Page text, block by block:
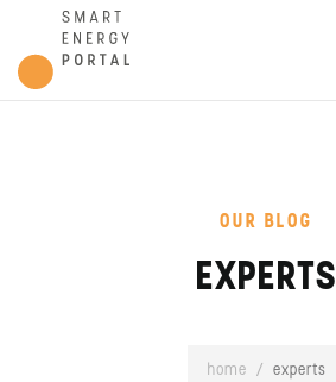
OUR BLOG
EXPERTS
home / experts